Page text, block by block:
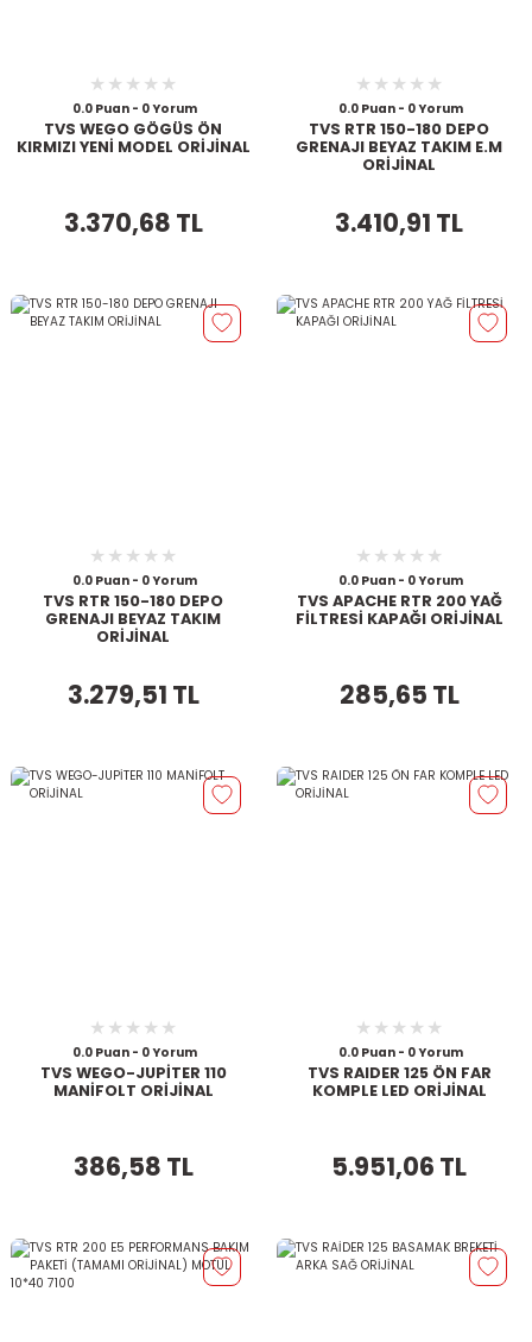
0.0 Puan - 0 Yorum
TVS WEGO GÖGÜS ÖN
KIRMIZI YENİ MODEL ORİJİNAL
3.370,68 TL
0.0 Puan - 0 Yorum
TVS RTR 150-180 DEPO
GRENAJI BEYAZ TAKIM E.M
ORİJİNAL
3.410,91 TL
0.0 Puan - 0 Yorum
TVS RTR 150-180 DEPO
GRENAJI BEYAZ TAKIM
ORİJİNAL
3.279,51 TL
0.0 Puan - 0 Yorum
TVS APACHE RTR 200 YAĞ
FİLTRESİ KAPAĞI ORİJİNAL
285,65 TL
0.0 Puan - 0 Yorum
TVS WEGO-JUPİTER 110
MANİFOLT ORİJİNAL
386,58 TL
0.0 Puan - 0 Yorum
TVS RAIDER 125 ÖN FAR
KOMPLE LED ORİJİNAL
5.951,06 TL